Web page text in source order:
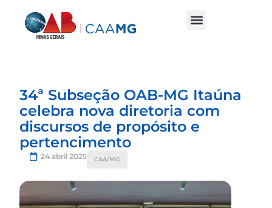
34ª Subseção OAB-MG Itaúna
celebra nova diretoria com
discursos de propósito e
pertencimento
24 abril 2025 CAA/MG